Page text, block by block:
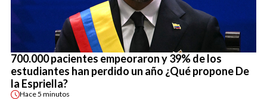
700.000 pacientes empeoraron y 39% de los
estudiantes han perdido un año ¿Qué propone De
la Espriella?
Hace5 minutos